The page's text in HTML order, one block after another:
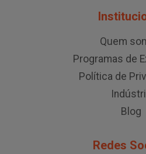
Quem
Programas de
Política de
Blog
Redes